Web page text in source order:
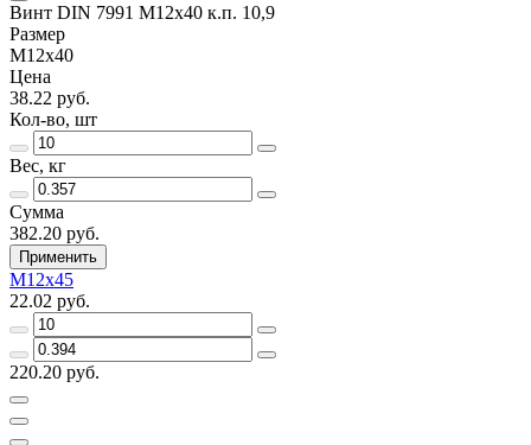
Винт DIN 7991 M12х40 к.п. 10,9
Размер
M12х40
Цена
38.22 руб.
Кол-во, шт
Вес, кг
Сумма
382.20 руб.
Применить
M12х45
22.02 руб.
220.20 руб.